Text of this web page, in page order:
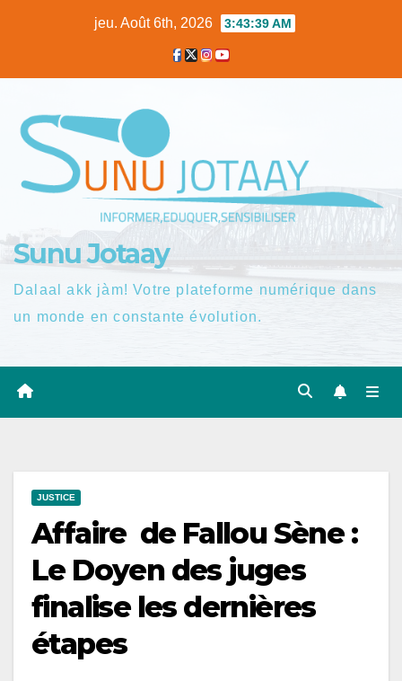
jeu. Août 6th, 2026 3:43:40 AM
Sunu Jotaay
Dalaal akk jàm! Votre plateforme numérique dans
un monde en constante évolution.
JUSTICE
Affaire de Fallou Sène :
Le Doyen des juges
finalise les dernières
étapes